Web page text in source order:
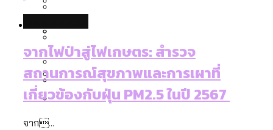
กทม. มีอำนาจแค่ไหน ในการแก้ปัญหาให้คน
ที่อาศัยอยู่ในกรุงเทพฯ
งบระบายน้ำ-ป้องกันน้ำท่วม 4 ปี (2566-
2569) ของ กทม. ในยุคชัชชาติ ลงเขตไหน
ทำอะไรบ้าง
Speech ที่ถูกผลิตซ้ำผ่านวิดีโอ AI ในช่วง
ความขัดแย้งไทย-กัมพูชา
กรุงเทพฯ เมืองคอนเสิร์ต : สำรวจ
คอนเสิร์ตและแฟนมีตติ้งในไทยจำนวน 526
สำรวจเศรษฐกิจในกรุงเทพฯ ผ่าน
Bangkok Index 2025
สำรวจงบประมาณรายเขตในกรุงเทพฯ
กรุงเทพฯ เมืองสังคมผู้สูงอายุ [ข้อมูลดิบ]
สำรวจเหตุไฟไหม้ในกรุงเทพฯ 2568
[ข้อมูลดิบ]
คำนำหน้านามและกฎหมายสมรสเท่าเทียม
DEMO Thailand
About Us
จากไฟป่าสู่ไฟเกษตร: สำรวจ
สถานการณ์สุขภาพและการเผาที่
เกี่ยวข้องกับฝุ่น PM2.5 ในปี 2567
จาก...